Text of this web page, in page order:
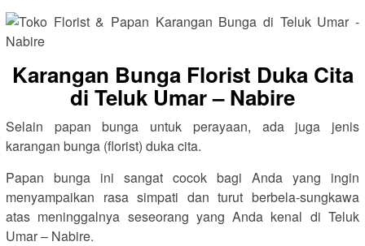
Karangan Bunga Florist Duka Cita
di Teluk Umar – Nabire
Selain papan bunga untuk perayaan, ada juga jenis
karangan bunga (florist) duka cita.
Papan bunga ini sangat cocok bagi Anda yang ingin
menyampaikan rasa simpati dan turut berbela-sungkawa
atas meninggalnya seseorang yang Anda kenal di Teluk
Umar – Nabire.